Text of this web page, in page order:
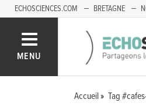
ECHOSCIENCES.COM BRETAGNE
MENU
Accueil Tag